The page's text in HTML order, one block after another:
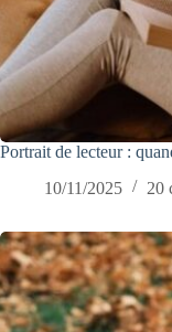
Portrait de lecteur :
10/11/2025
20